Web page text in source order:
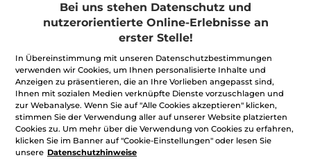
★★★★★
★★★★★
Sternen.
Bewertungen
anzeigen.
Granit
Bleu
-
Eau
de
Toilette
50
(162) BEWERTUNG VERFASSEN
45,90€*
918,00€ / 1l
Menge
IN DEN WARENKORB
Bei uns stehen Datenschutz und
nutzerorientierte Online-Erlebnisse an
erster Stelle!
In Übereinstimmung mit unseren Datenschutzbestimmungen
verwenden wir Cookies, um Ihnen personalisierte Inhalte und
Anzeigen zu präsentieren, die an Ihre Vorlieben angepasst sind,
Ihnen mit sozialen Medien verknüpfte Dienste vorzuschlagen und
zur Webanalyse. Wenn Sie auf "Alle Cookies akzeptieren" klicken,
stimmen Sie der Verwendung aller auf unserer Website platzierten
Cookies zu. Um mehr über die Verwendung von Cookies zu erfahren,
klicken Sie im Banner auf "Cookie-Einstellungen" oder lesen Sie
unsere Datenschutzhinweise